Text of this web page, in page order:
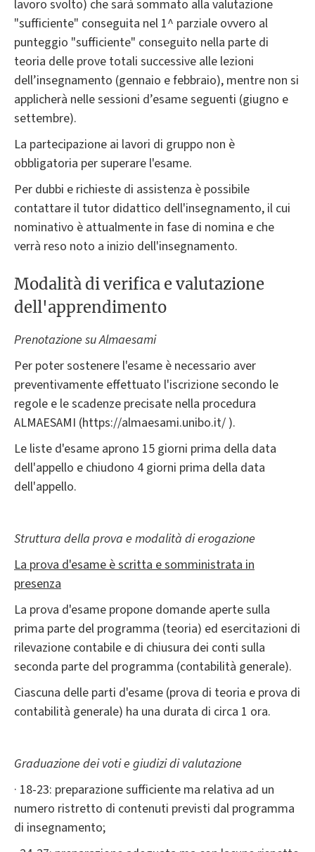
lavoro svolto) che sarà sommato alla valutazione
"sufficiente" conseguita nel 1^ parziale ovvero al
punteggio "sufficiente" conseguito nella parte di
teoria delle prove totali successive alle lezioni
dell’insegnamento (gennaio e febbraio), mentre non si
applicherà nelle sessioni d’esame seguenti (giugno e
settembre).
La partecipazione ai lavori di gruppo non è
obbligatoria per superare l'esame.
Per dubbi e richieste di assistenza è possibile
contattare il tutor didattico dell'insegnamento, il cui
nominativo è attualmente in fase di nomina e che
verrà reso noto a inizio dell'insegnamento.
Modalità di verifica e valutazione
dell'apprendimento
Prenotazione su Almaesami
Per poter sostenere l'esame è necessario aver
preventivamente effettuato l'iscrizione secondo le
regole e le scadenze precisate nella procedura
ALMAESAMI (https://almaesami.unibo.it/ ).
Le liste d'esame aprono 15 giorni prima della data
dell'appello e chiudono 4 giorni prima della data
dell'appello.
Struttura della prova e modalità di erogazione
La prova d'esame è scritta e somministrata in
presenza
La prova d'esame propone domande aperte sulla
prima parte del programma (teoria) ed esercitazioni di
rilevazione contabile e di chiusura dei conti sulla
seconda parte del programma (contabilità generale).
Ciascuna delle parti d'esame (prova di teoria e prova di
contabilità generale) ha una durata di circa 1 ora.
Graduazione dei voti e giudizi di valutazione
· 18-23: preparazione sufficiente ma relativa ad un
numero ristretto di contenuti previsti dal programma
di insegnamento;